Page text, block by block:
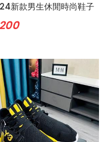
新款男生休閒時尚鞋子